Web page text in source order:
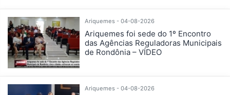
Ariquemes - 04-08-2026
Ariquemes foi sede do 1º Encontro
das Agências Reguladoras Municipais
de Rondônia – VÍDEO
Ariquemes - 04-08-2026